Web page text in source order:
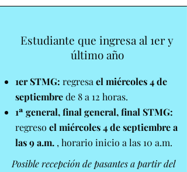
Estudiante que ingresa al 1er y
último año
1er STMG: regresa el miércoles 4 de
septiembrede 8 a 12 horas.
1ª general, final general, final STMG:
regreso el miércoles 4 de septiembre a
las 9 a.m. , horario inicio a las 10 a.m.
Posible recepción de pasantes a partir del